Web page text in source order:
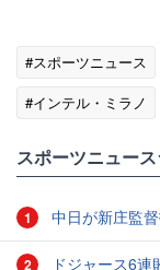
#スポーツニュース
#インテル・ミラノ
スポーツニュー
1 中日が新庄監
2 ドジャース6